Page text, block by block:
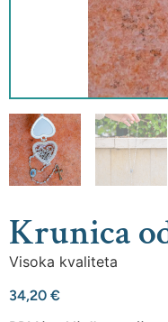
Krunica
Visoka kvaliteta
34,20 €